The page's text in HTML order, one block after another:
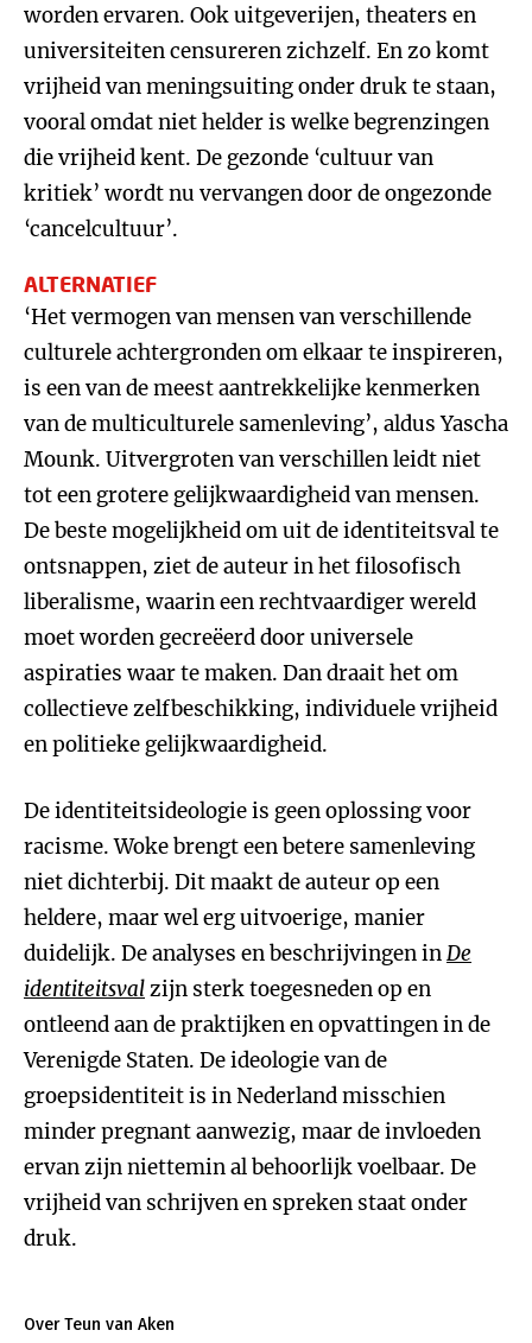
worden ervaren. Ook uitgeverijen, theaters en
universiteiten censureren zichzelf. En zo komt
vrijheid van meningsuiting onder druk te staan,
vooral omdat niet helder is welke begrenzingen
die vrijheid kent. De gezonde ‘cultuur van
kritiek’ wordt nu vervangen door de ongezonde
‘cancelcultuur’.
ALTERNATIEF
‘Het vermogen van mensen van verschillende
culturele achtergronden om elkaar te inspireren,
is een van de meest aantrekkelijke kenmerken
van de multiculturele samenleving’, aldus Yascha
Mounk. Uitvergroten van verschillen leidt niet
tot een grotere gelijkwaardigheid van mensen.
De beste mogelijkheid om uit de identiteitsval te
ontsnappen, ziet de auteur in het filosofisch
liberalisme, waarin een rechtvaardiger wereld
moet worden gecreëerd door universele
aspiraties waar te maken. Dan draait het om
collectieve zelfbeschikking, individuele vrijheid
en politieke gelijkwaardigheid.
De identiteitsideologie is geen oplossing voor
racisme. Woke brengt een betere samenleving
niet dichterbij. Dit maakt de auteur op een
heldere, maar wel erg uitvoerige, manier
duidelijk. De analyses en beschrijvingen inDe
identiteitsvalzijn sterk toegesneden op en
ontleend aan de praktijken en opvattingen in de
Verenigde Staten. De ideologie van de
groepsidentiteit is in Nederland misschien
minder pregnant aanwezig, maar de invloeden
ervan zijn niettemin al behoorlijk voelbaar. De
vrijheid van schrijven en spreken staat onder
druk.
Over Teun van Aken